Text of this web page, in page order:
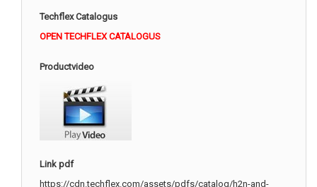
Techflex Catalogus
OPEN TECHFLEX CATALOGUS
Productvideo
Link pdf
https://cdn.techflex.com/assets/pdfs/catalog/h2n-and-